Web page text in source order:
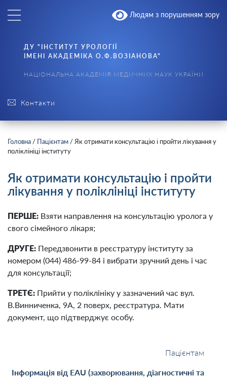
Людям з порушенням зору
Контакти
ДУ "ІНСТИТУТ УРОЛОГІЇ
ІМЕНІ АКАДЕМІКА О.Ф.ВОЗІАНОВА"
НАЦІОНАЛЬНА АКАДЕМІЯ МЕДИЧНИХ НАУК УКРАЇНИ
Головна / Пацієнтам / Як отримати консультацію і пройти лікування у
поліклініці інституту
Як отримати консультацію і пройти
лікування у поліклініці інституту
ПЕРШЕ: Взяти направлення на консультацію уролога у
свого сімейного лікаря;
ДРУГЕ: Передзвонити в реєстратуру інституту за
номером (044) 486-99-84 і вибрати зручний день і час
для консультації;
ТРЕТЄ: Прийти у поліклініку у зазначений час вул.
В.Винниченка, 9А, 2 поверх, реєстратура. Мати
документ, що підтверджує особу.
Пацієнтам
Інформація від EAU (захворювання, діагностичні та